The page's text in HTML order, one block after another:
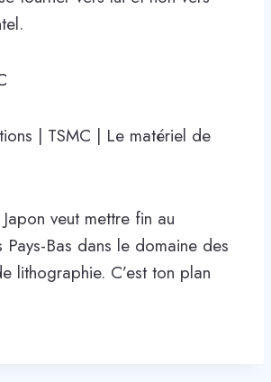
| TSMC | Le matériel de
veut mettre fin au
Bas dans le domaine des
lithographie. C’est ton plan